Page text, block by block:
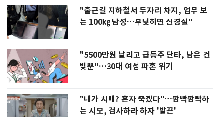
"출근길 지하철서 두자리 차지, 업무 보
는 100㎏ 남성…부딪히면 신경질"
"5500만원 날리고 급등주 단타, 남은 건
빚뿐"…30대 여성 파혼 위기
"내가 치매? 혼자 죽겠다"…깜빡깜빡하
는 시모, 검사하라 하자 '발끈'